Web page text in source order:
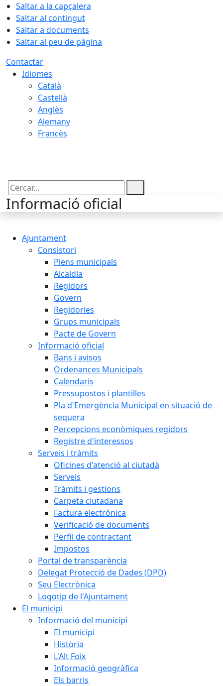
Saltar a la capçalera
Saltar al contingut
Saltar a documents
Saltar al peu de pàgina
Contactar
Idiomes
Català
Castellà
Anglès
Alemany
Francès
Cercar:
Informació oficial
Ajuntament
Consistori
Plens municipals
Alcaldia
Regidors
Govern
Regidories
Grups municipals
Pacte de Govern
Informació oficial
Bans i avisos
Ordenances Municipals
Calendaris
Pressupostos i plantilles
Pla d'Emergència Municipal en situació de
sequera
Percepcions econòmiques regidors
Registre d'interessos
Serveis i tràmits
Oficines d'atenció al ciutadà
Serveis
Tràmits i gestions
Carpeta ciutadana
Factura electrònica
Verificació de documents
Perfil de contractant
Impostos
Portal de transparència
Delegat Protecció de Dades (DPD)
Seu Electrònica
Logotip de l'Ajuntament
El municipi
Informació del municipi
El municipi
Història
L'Alt Foix
Informació geogràfica
Els barris